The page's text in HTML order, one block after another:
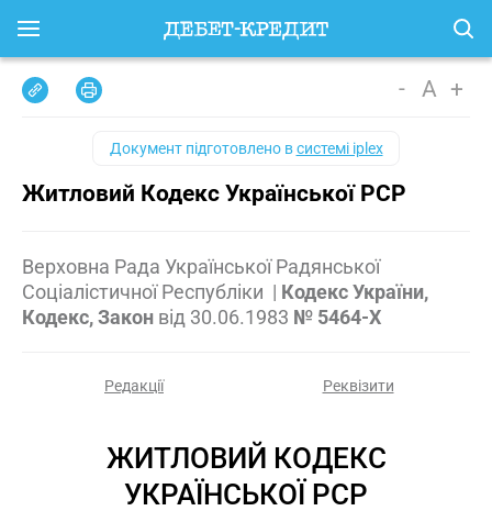
- A +
Документ підготовлено всистемі iplex
Житловий Кодекс Української РСР
Верховна Рада Української Радянської
Соціалістичної Республіки | Кодекс України,
Кодекс, Закон від 30.06.1983 № 5464-X
Редакції Реквізити
ЖИТЛОВИЙ КОДЕКС
УКРАЇНСЬКОЇ РСР